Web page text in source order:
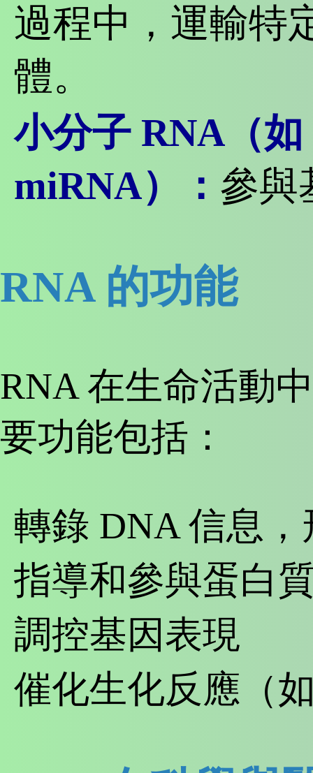
過程中，運輸特
體。
小分子 RNA（如
miRNA）： 參與
RNA 的功能
RNA 在生命活動
要功能包括：
轉錄 DNA 信息
指導和參與蛋白
調控基因表現
催化生化反應（